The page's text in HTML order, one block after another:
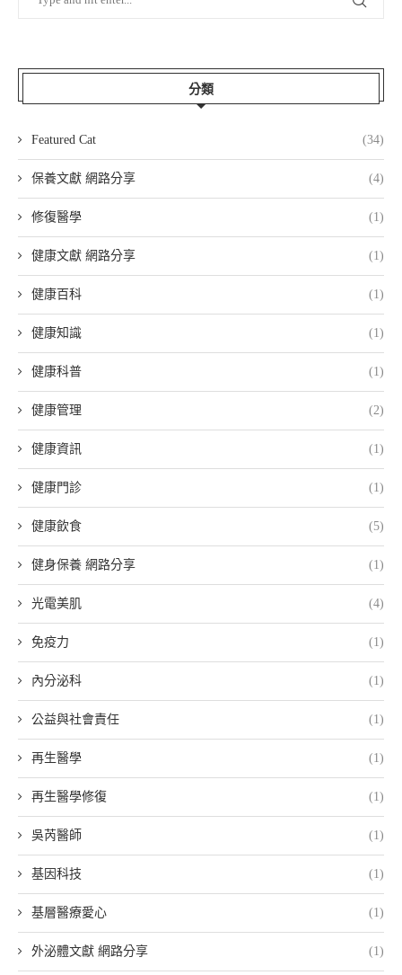
分類
Featured Cat (34)
保養文獻 網路分享 (4)
修復醫學 (1)
健康文獻 網路分享 (1)
健康百科 (1)
健康知識 (1)
健康科普 (1)
健康管理 (2)
健康資訊 (1)
健康門診 (1)
健康飲食 (5)
健身保養 網路分享 (1)
光電美肌 (4)
免疫力 (1)
內分泌科 (1)
公益與社會責任 (1)
再生醫學 (1)
再生醫學修復 (1)
吳芮醫師 (1)
基因科技 (1)
基層醫療愛心 (1)
外泌體文獻 網路分享 (1)